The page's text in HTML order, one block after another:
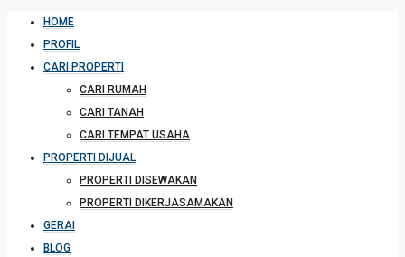
HOME
PROFIL
CARI PROPERTI
CARI RUMAH
CARI TANAH
CARI TEMPAT USAHA
PROPERTI DIJUAL
PROPERTI DISEWAKAN
PROPERTI DIKERJASAMAKAN
GERAI
BLOG